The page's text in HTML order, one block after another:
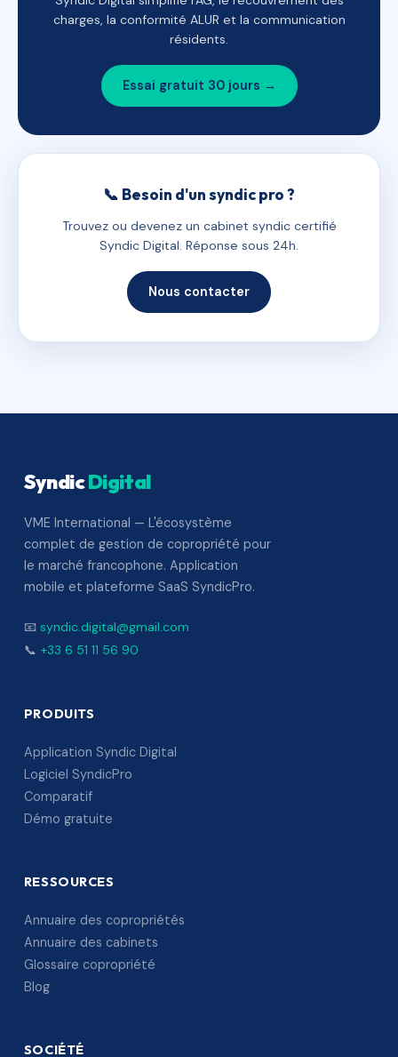
charges, la conformité ALUR et la communication
résidents.
Essai gratuit 30 jours →
📞 Besoin d'un syndic pro ?
Trouvez ou devenez un cabinet syndic certifié
Syndic Digital. Réponse sous 24h.
Nous contacter
SyndicDigital
VME International — L'écosystème
complet de gestion de copropriété pour
le marché francophone. Application
mobile et plateforme SaaS SyndicPro.
📧 syndic.digital@gmail.com
📞 +33 6 51 11 56 90
PRODUITS
Application Syndic Digital
Logiciel SyndicPro
Comparatif
Démo gratuite
RESSOURCES
Annuaire des copropriétés
Annuaire des cabinets
Glossaire copropriété
Blog
SOCIÉTÉ